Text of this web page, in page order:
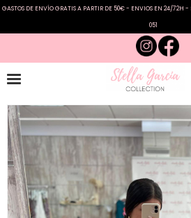
GASTOS DE ENVÍO GRATIS A PARTIR DE 50€ - ENVIOS EN 24/72H -
051